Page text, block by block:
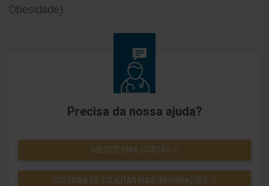
Obesidade).
Precisa da nossa ajuda?
SOLICITE UMA CITAÇÃO
GOSTARIA DE SOLICITAR MAIS INFORMAÇÕES